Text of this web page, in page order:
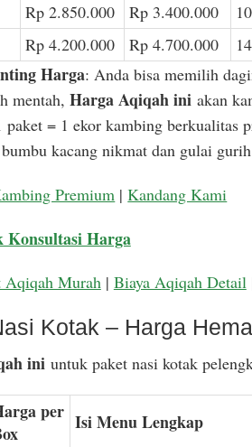
Rp 2.850.000 Rp 3.400.000
Rp 4.200.000 Rp 4.700.000
Harga: Anda bisa memilih
mentah, Harga Aqiqah iniakan
paket = 1 ekor kambing berkualitas
kacang nikmat dan gulai
Premium |Kandang Kami
Konsultasi Harga
Aqiqah Murah| Biaya Aqiqah Detail
Kotak – Harga
iniuntuk paket nasi kotak
per Isi Menu Lengkap